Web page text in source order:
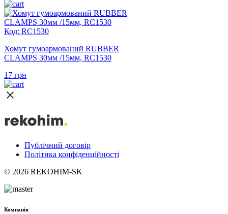
Код: RC1530
Хомут гумоармований RUBBER
CLAMPS 30мм /15мм, RC1530
17 грн
Публічний договір
Політика конфіденційності
© 2026 REKOHIM-SK
Компанія